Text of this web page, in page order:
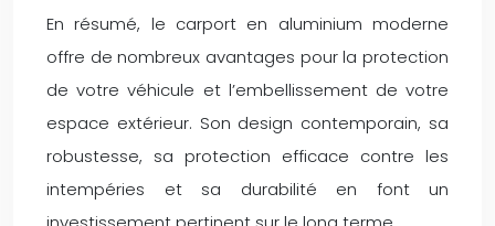
En résumé, le carport en aluminium moderne
offre de nombreux avantages pour la protection
de votre véhicule et l’embellissement de votre
espace extérieur. Son design contemporain, sa
robustesse, sa protection efficace contre les
intempéries et sa durabilité en font un